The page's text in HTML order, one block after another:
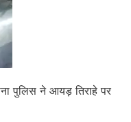
पुलिस ने आयड़ तिराहे पर